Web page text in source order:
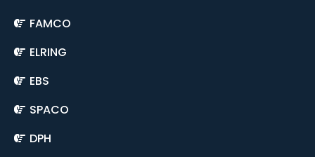
FAMCO
ELRING
EBS
SPACO
DPH